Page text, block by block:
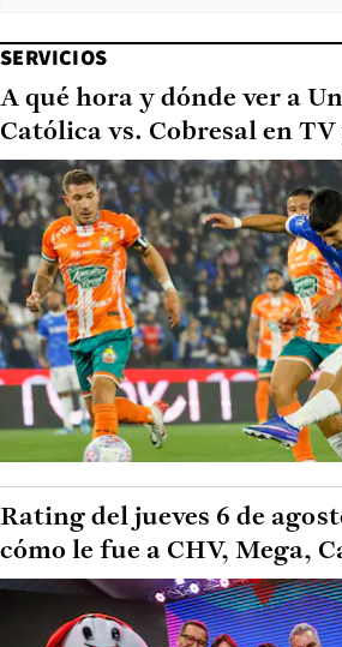
SERVICIOS
A qué hora y dónde ver a
Católica vs. Cobresal en
Rating del jueves 6 de
cómo le fue a CHV, Mega,